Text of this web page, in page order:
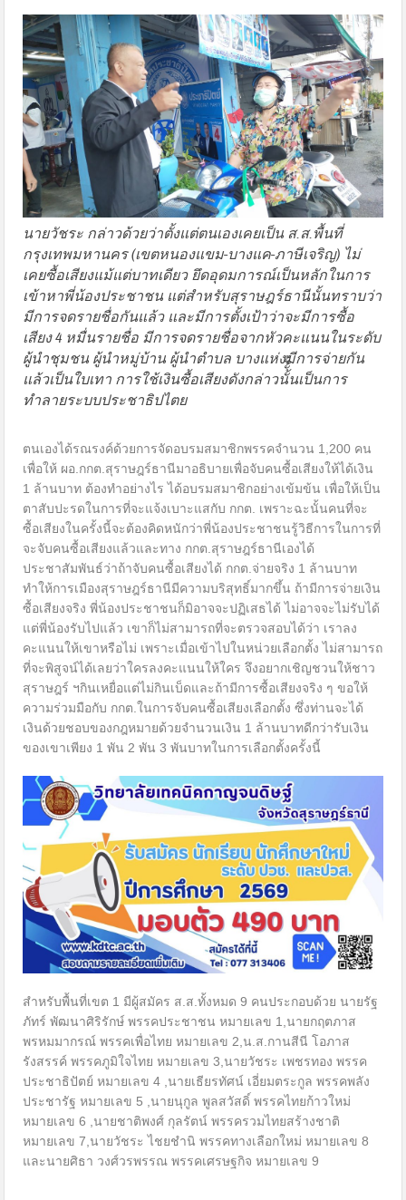
นายวัชระ กล่าวด้วยว่าตั้งแต่ตนเองเคยเป็น ส.ส.พื้นที่
กรุงเทพมหานคร (เขตหนองแขม-บางแค-ภาษีเจริญ) ไม่
เคยซื้อเสียงแม้แต่บาทเดียว ยึดอุดมการณ์เป็นหลักในการ
เข้าหาพี่น้องประชาชน แต่สำหรับสุราษฎร์ธานีนั้นทราบว่า
มีการจดรายชื่อกันแล้ว และมีการตั้งเป้าว่าจะมีการซื้อ
เสียง 4 หมื่นรายชื่อ มีการจดรายชื่อจากหัวคะแนนในระดับ
ผู้นำชุมชน ผู้นำหมู่บ้าน ผู้นำตำบล บางแห่งมีการจ่ายกัน
แล้วเป็นใบเทา การใช้เงินซื้อเสียงดังกล่าวนั้ั้ั้นเป็นการ
ทำลายระบบประชาธิปไตย
ตนเองได้รณรงค์ด้วยการจัดอบรมสมาชิกพรรคจำนวน 1,200 คน
เพื่อให้ ผอ.กกต.สุราษฎร์ธานีมาอธิบายเพื่อจับคนซื้อเสียงให้ได้เงิน
1 ล้านบาท ต้องทำอย่างไร ได้อบรมสมาชิกอย่างเข้มข้น เพื่อให้เป็น
ตาสับปะรดในการที่จะแจ้งเบาะแสกับ กกต. เพราะฉะนั้นคนที่จะ
ซื้อเสียงในครั้งนี้จะต้องคิดหนักว่าพี่น้องประชาชนรู้วิธีการในการที่
จะจับคนซื้อเสียงแล้วและทาง กกต.สุราษฎร์ธานีเองได้
ประชาสัมพันธ์ว่าถ้าจับคนซื้อเสียงได้ กกต.จ่ายจริง 1 ล้านบาท
ทำให้การเมืองสุราษฎร์ธานีมีความบริสุทธิ์มากขึ้น ถ้ามีการจ่ายเงิน
ซื้อเสียงจริง พี่น้องประชาชนก็มิอาจจะปฏิเสธได้ ไม่อาจจะไม่รับได้
แต่พี่น้องรับไปแล้ว เขาก็ไม่สามารถที่จะตรวจสอบได้ว่า เราลง
คะแนนให้เขาหรือไม่ เพราะเมื่อเข้าไปในหน่วยเลือกตั้ง ไม่สามารถ
ที่จะพิสูจน์ได้เลยว่าใครลงคะแนนให้ใคร จึงอยากเชิญชวนให้ชาว
สุราษฎร์ ฯกินเหยื่อแต่ไม่กินเบ็ดและถ้ามีการซื้อเสียงจริง ๆ ขอให้
ความร่วมมือกับ กกต.ในการจับคนซื้อเสียงเลือกตั้ง ซึ่งท่านจะได้
เงินด้วยชอบของกฎหมายด้วยจำนวนเงิน 1 ล้านบาทดีกว่ารับเงิน
ของเขาเพียง 1 พัน 2 พัน 3 พันบาทในการเลือกตั้งครั้งนี้
สำหรับพื้นที่เขต 1 มีผู้สมัคร ส.ส.ทั้งหมด 9 คนประกอบด้วย นายรัฐ
ภัทร์ พัฒนาศิริรักษ์ พรรคประชาชน หมายเลข 1,นายกฤตภาส
พรหมมากรณ์ พรรคเพื่อไทย หมายเลข 2,น.ส.กานสีนี โอภาส
รังสรรค์ พรรคภูมิใจไทย หมายเลข 3,นายวัชระ เพชรทอง พรรค
ประชาธิปัตย์ หมายเลข 4 ,นายเธียรทัศน์ เอี่ยมตระกูล พรรคพลัง
ประชารัฐ หมายเลข 5 ,นายนุกูล พูลสวัสดิ์ พรรคไทยก้าวใหม่
หมายเลข 6 ,นายชาติพงศ์ กุลรัตน์ พรรครวมไทยสร้างชาติ
หมายเลข 7,นายวัชระ ไชยชำนิ พรรคทางเลือกใหม่ หมายเลข 8
และนายศิธา วงศ์วรพรรณ พรรคเศรษฐกิจ หมายเลข 9